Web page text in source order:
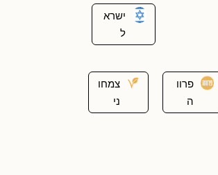
ישרא
ל
פרוו
ה
צמחו
ני